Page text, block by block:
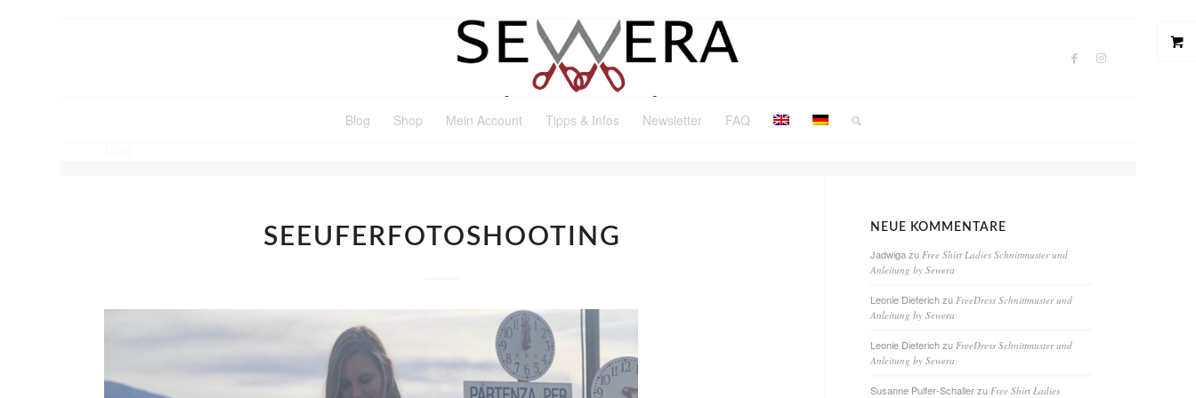
Blog Shop Mein Account Tipps & Infos Newsletter FAQ
SEEUFERFOTOSHOOTING NEUE KOMMENTARE
Jadwigazu Free Shirt Ladies Schnittmuster und
Anleitung by Sewera
Leonie Dieterichzu FreeDress Schnittmuster und
Anleitung by Sewera
Leonie Dieterichzu FreeDress Schnittmuster und
Anleitung by Sewera
Susanne Pulfer-Schallerzu Free Shirt Ladies